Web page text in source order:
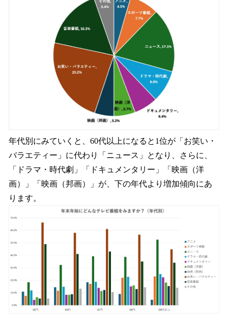
年代別にみていくと、60代以上になると1位が「お笑い・
バラエティー」に代わり「ニュース」となり、さらに、
「ドラマ・時代劇」「ドキュメンタリー」「映画（洋
画）」「映画（邦画）」が、下の年代より増加傾向にあ
ります。